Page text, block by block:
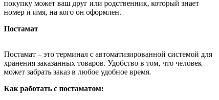
покупку может ваш друг или родственник, который знает
номер и имя, на кого он оформлен.
Постамат
Постамат – это терминал с автоматизированной системой для
хранения заказанных товаров. Удобство в том, что человек
может забрать заказ в любое удобное время.
Как работать с постаматом: